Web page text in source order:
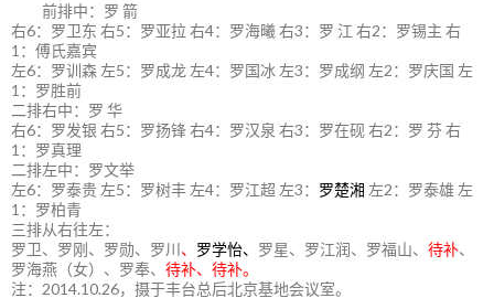
前排中：罗 箭
右6：罗卫东 右5：罗亚拉 右4：罗海曦 右3：罗 江 右2：罗锡主 右
1：傅氏嘉宾
左6：罗训森 左5：罗成龙 左4：罗国冰 左3：罗成纲 左2：罗庆国 左
1：罗胜前
二排右中：罗 华
右6：罗发银 右5：罗扬锋 右4：罗汉泉 右3：罗在砚 右2：罗 芬 右
1：罗真理
二排左中：罗文举
左6：罗泰贵 左5：罗树丰 左4：罗江超 左3： 罗楚湘 左2：罗泰雄 左
1：罗柏青
三排从右往左：
罗卫、罗刚、罗勋、罗川 、 罗学怡、 罗星、罗江润、罗福山、 待补、
罗海燕（女）、罗奉、 待补、待补。
注：2014.10.26，摄于丰台总后北京基地会议室。